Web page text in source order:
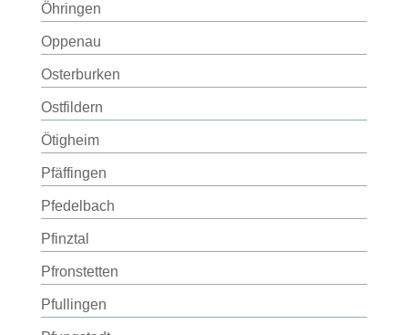
Öhringen
Oppenau
Osterburken
Ostfildern
Ötigheim
Pfäffingen
Pfedelbach
Pfinztal
Pfronstetten
Pfullingen